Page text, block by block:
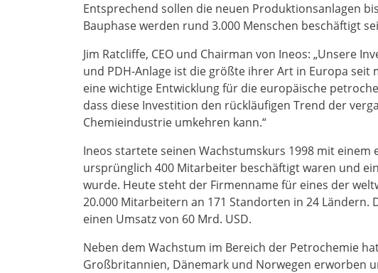
Entsprechend sollen die neuen Produktionsanlagen
Bauphase werden rund 3.000 Menschen beschäftigt
Jim Ratcliffe, CEO und Chairman von Ineos: „Unsere
und PDH-Anlage ist die größte ihrer Art in Europa seit
eine wichtige Entwicklung für die europäische
dass diese Investition den rückläufigen Trend der
Chemieindustrie umkehren kann.“
Ineos startete seinen Wachstumskurs 1998 mit
ursprünglich 400 Mitarbeiter beschäftigt waren und
wurde. Heute steht der Firmenname für eines der
20.000 Mitarbeitern an 171 Standorten in 24 Ländern.
einen Umsatz von 60 Mrd. USD.
Neben dem Wachstum im Bereich der Petrochemie
Großbritannien, Dänemark und Norwegen erworben